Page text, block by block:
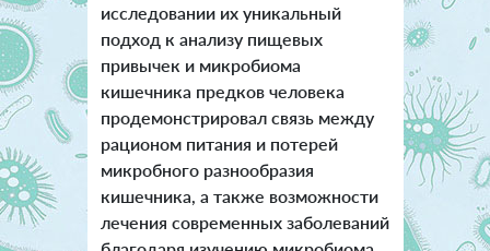
исследовании их уникальный
подход к анализу пищевых
привычек и микробиома
кишечника предков человека
продемонстрировал связь между
рационом питания и потерей
микробного разнообразия
кишечника, а также возможности
лечения современных заболеваний